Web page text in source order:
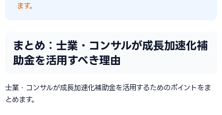
ます。
まとめ：士業・コンサルが成長加速化補
助金を活用すべき理由
士業・コンサルが成長加速化補助金を活用するためのポイントをま
とめます。